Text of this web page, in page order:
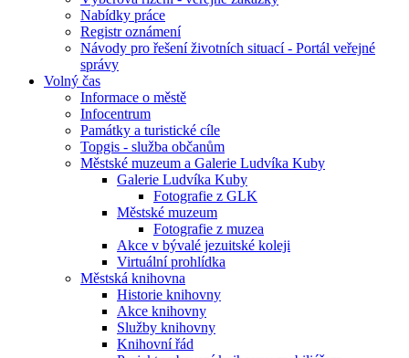
Nabídky práce
Registr oznámení
Návody pro řešení životních situací - Portál veřejné
správy
Volný čas
Informace o městě
Infocentrum
Památky a turistické cíle
Topgis - služba občanům
Městské muzeum a Galerie Ludvíka Kuby
Galerie Ludvíka Kuby
Fotografie z GLK
Městské muzeum
Fotografie z muzea
Akce v bývalé jezuitské koleji
Virtuální prohlídka
Městská knihovna
Historie knihovny
Akce knihovny
Služby knihovny
Knihovní řád